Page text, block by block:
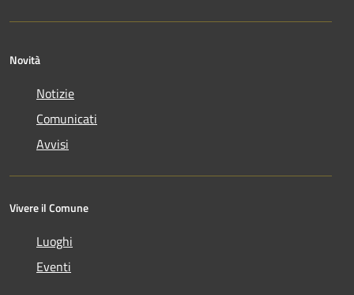
Novità
Notizie
Comunicati
Avvisi
Vivere il Comune
Luoghi
Eventi